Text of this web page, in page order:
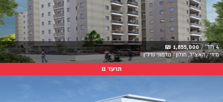
4 חד' / 1,855,000 ₪
מידי / האצ"ל, חולון / מדמוני נדל"ן
תרעד 11